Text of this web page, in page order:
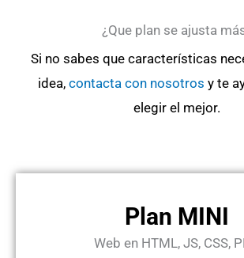
¿Que plan se ajusta
Si no sabes que características
idea, contacta con nosotros y te
elegir el mejor.
Plan MINI
Web en HTML, JS, CSS,